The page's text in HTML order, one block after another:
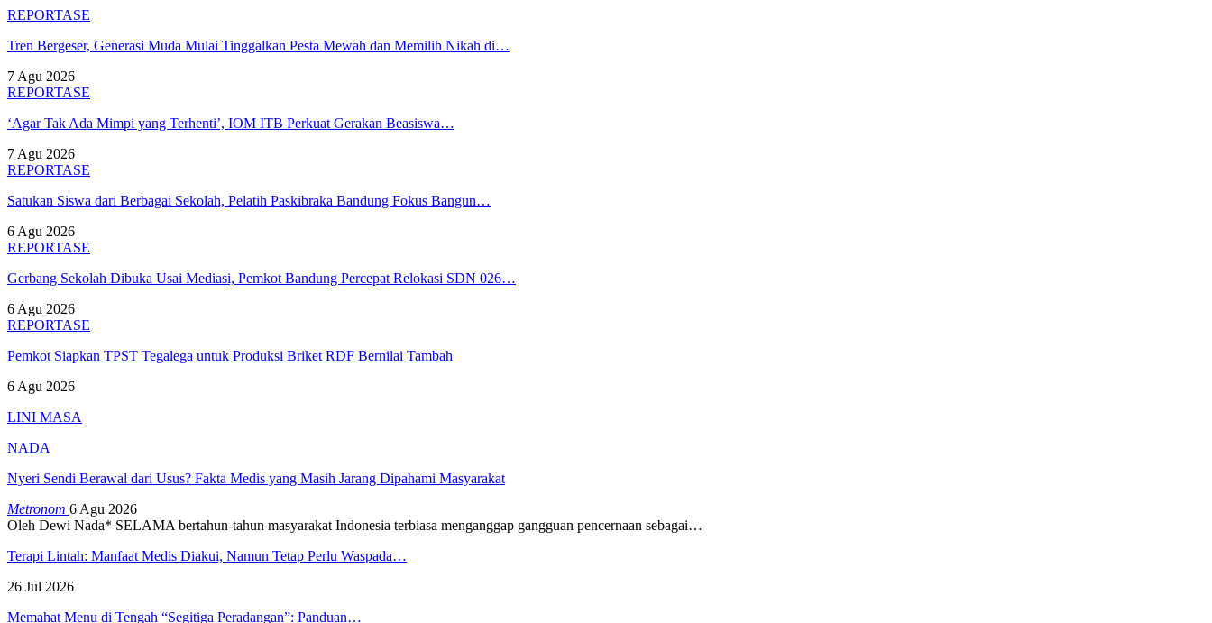
REPORTASE
Tren Bergeser, Generasi Muda Mulai Tinggalkan Pesta Mewah dan Memilih Nikah di…
7 Agu 2026
REPORTASE
‘Agar Tak Ada Mimpi yang Terhenti’, IOM ITB Perkuat Gerakan Beasiswa…
7 Agu 2026
REPORTASE
Satukan Siswa dari Berbagai Sekolah, Pelatih Paskibraka Bandung Fokus Bangun…
6 Agu 2026
REPORTASE
Gerbang Sekolah Dibuka Usai Mediasi, Pemkot Bandung Percepat Relokasi SDN 026…
6 Agu 2026
REPORTASE
Pemkot Siapkan TPST Tegalega untuk Produksi Briket RDF Bernilai Tambah
6 Agu 2026
LINI MASA
NADA
Nyeri Sendi Berawal dari Usus? Fakta Medis yang Masih Jarang Dipahami Masyarakat
Metronom 6 Agu 2026
Oleh Dewi Nada* SELAMA bertahun-tahun masyarakat Indonesia terbiasa menganggap gangguan pencernaan sebagai…
Terapi Lintah: Manfaat Medis Diakui, Namun Tetap Perlu Waspada…
26 Jul 2026
Memahat Menu di Tengah “Segitiga Peradangan”: Panduan…